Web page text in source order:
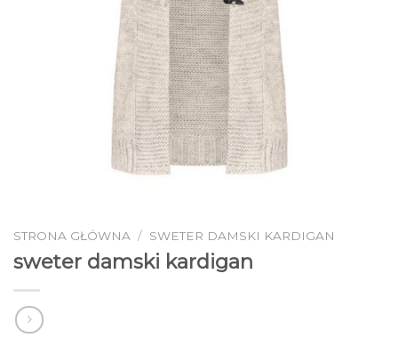
STRONA GŁÓWNA / SWETER DAMSKI KARDIGAN
sweter damski kardigan